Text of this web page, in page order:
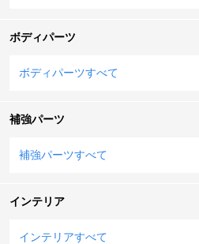
ボディパーツ
ボディパーツすべて
補強パーツ
補強パーツすべて
インテリア
インテリアすべて